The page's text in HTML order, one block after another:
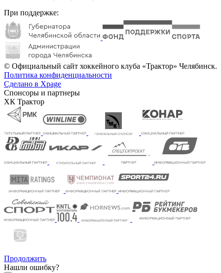
При поддержке:
© Официальный сайт хоккейного клуба «Трактор» Челябинск.
Политика конфиденциальности
Сделано в Xpage
Спонсоры и партнеры
ХК Трактор
Продолжить
Нашли ошибку?